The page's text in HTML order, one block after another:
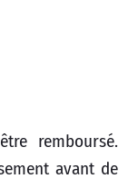
remboursé.
avant de